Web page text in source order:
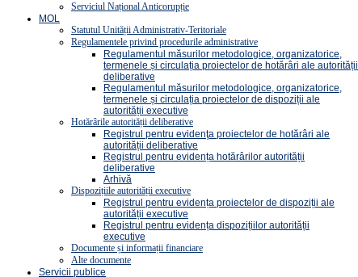
Serviciul Național Anticorupție
MOL
Statutul Unității Administrativ-Teritoriale
Regulamentele privind procedurile administrative
Regulamentul măsurilor metodologice, organizatorice,
termenele și circulația proiectelor de hotărâri ale autorității
deliberative
Regulamentul măsurilor metodologice, organizatorice,
termenele și circulația proiectelor de dispoziții ale
autorității executive
Hotărârile autorității deliberative
Registrul pentru evidenţa proiectelor de hotărâri ale
autorității deliberative
Registrul pentru evidența hotărârilor autorității
deliberative
Arhivă
Dispozițiile autorității executive
Registrul pentru evidența proiectelor de dispoziții ale
autorității executive
Registrul pentru evidența dispozițiilor autorității
executive
Documente și informații financiare
Alte documente
Servicii publice